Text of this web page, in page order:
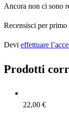
Ancora non ci sono
Recensisci per
Devi effettuare
Prodotti
22,00 €